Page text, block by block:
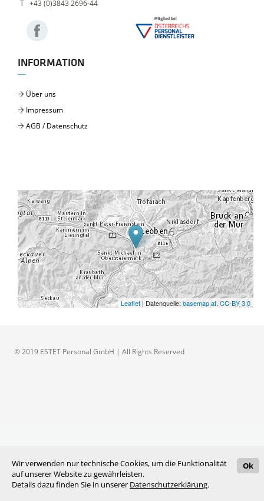
Ok
Wir verwenden nur technische Cookies, um die Funktionalität
auf unserer Website zu gewährleisten.
Details dazu finden Sie in unserer Datenschutzerklärung.
+43 (0)3843 2696-44
INFORMATION
Über uns
Impressum
AGB / Datenschutz
Leaflet | Datenquelle:basemap.at, CC-BY 3.0
© 2019 ESTET Personal GmbH | All Rights Reserved